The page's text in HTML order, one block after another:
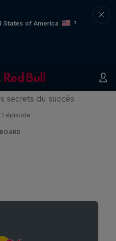
States of America
?
secrets du succès
1 épisode